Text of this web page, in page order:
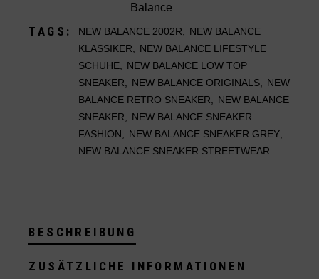
Balance
TAGS: NEW BALANCE 2002R
NEW BALANCE
KLASSIKER
NEW BALANCE LIFESTYLE
SCHUHE
NEW BALANCE LOW TOP
SNEAKER
NEW BALANCE ORIGINALS
NEW
BALANCE RETRO SNEAKER
NEW BALANCE
SNEAKER
NEW BALANCE SNEAKER
FASHION
NEW BALANCE SNEAKER GREY
NEW BALANCE SNEAKER STREETWEAR
BESCHREIBUNG
ZUSÄTZLICHE INFORMATIONEN